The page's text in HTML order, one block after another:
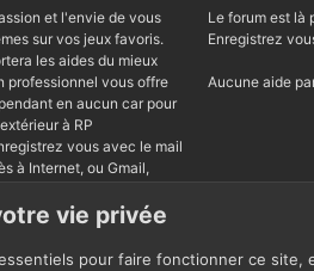
et l'envie de vous
sur vos jeux favoris.
les aides du mieux
professionnel vous offre
en aucun car pour
à RP
vous avec le mail
à Internet, ou Gmail,
Le forum est là
Enregistrez
Aucune aide
vie privée
pour faire fonctionner ce site,